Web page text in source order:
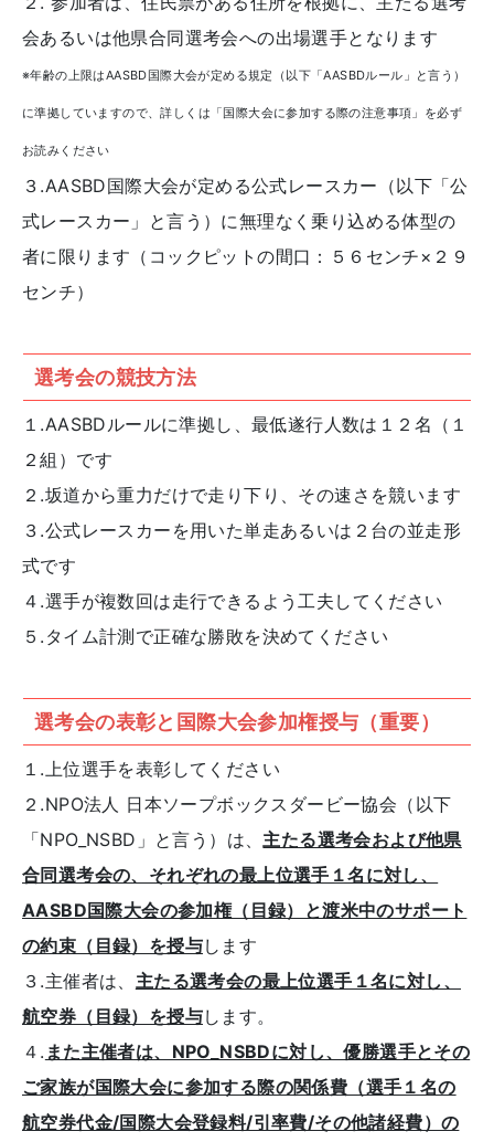
会あるいは他県合同選考会への出場選手となります
※年齢の上限はAASBD国際大会が定める規定（以下「AASBDルール」と言う）
に準拠していますので、詳しくは「国際大会に参加する際の注意事項」を必ず
お読みください
３.AASBD国際大会が定める公式レースカー（以下「公
式レースカー」と言う）に無理なく乗り込める体型の
者に限ります（コックピットの間口：５６センチ×２９
センチ）
選考会の競技方法
１.AASBDルールに準拠し、最低遂行人数は１２名（１
２組）です
２.坂道から重力だけで走り下り、その速さを競います
３.公式レースカーを用いた単走あるいは２台の並走形
式です
４.選手が複数回は走行できるよう工夫してください
５.タイム計測で正確な勝敗を決めてください
選考会の表彰と国際大会参加権授与（重要）
１.上位選手を表彰してください
２.NPO法人 日本ソープボックスダービー協会（以下
「NPO_NSBD」と言う）は、 主たる選考会および他県
合同選考会の、それぞれの最上位選手１名に対し、
AASBD国際大会の参加権（目録）と渡米中のサポート
の約束（目録）を授与します
３.主催者は、 主たる選考会の最上位選手１名に対し、
航空券（目録）を授与します。
４. また主催者は、NPO_NSBDに対し、優勝選手とその
ご家族が国際大会に参加する際の関係費（選手１名の
航空券代金/国際大会登録料/引率費/その他諸経費）の